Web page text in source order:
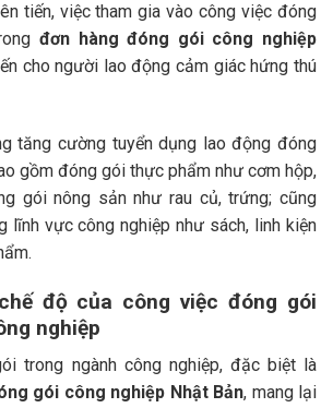
tiến, việc tham gia vào công việc đóng
đơn hàng đóng gói công nghiệp
cho người lao động cảm giác hứng thú
tăng cường tuyển dụng lao động đóng
gồm đóng gói thực phẩm như cơm hộp,
gói nông sản như rau củ, trứng; cũng
lĩnh vực công nghiệp như sách, linh kiện
độ của công việc đóng gói
nghiệp
trong ngành công nghiệp, đặc biệt là
gói công nghiệp Nhật Bản, mang lại